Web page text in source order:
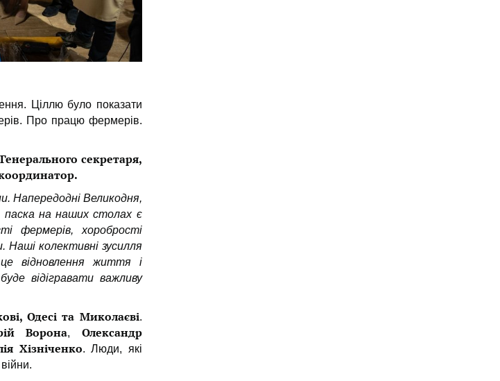
Ціллю було показати
Про працю фермерів.
секретаря,
Напередодні Великодня,
паска на наших столах є
фермерів, хоробрості
Наші колективні зусилля
відновлення життя і
відігравати важливу
Одесі та Миколаєві.
Ворона, Олександр
Хізніченко. Люди, які